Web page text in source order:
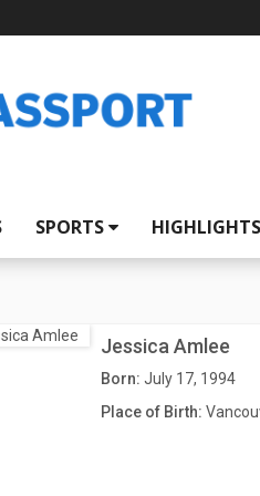
SPORTS HIGHLIGHTS
Jessica Amlee
Born: July 17, 1994
Place of Birth: